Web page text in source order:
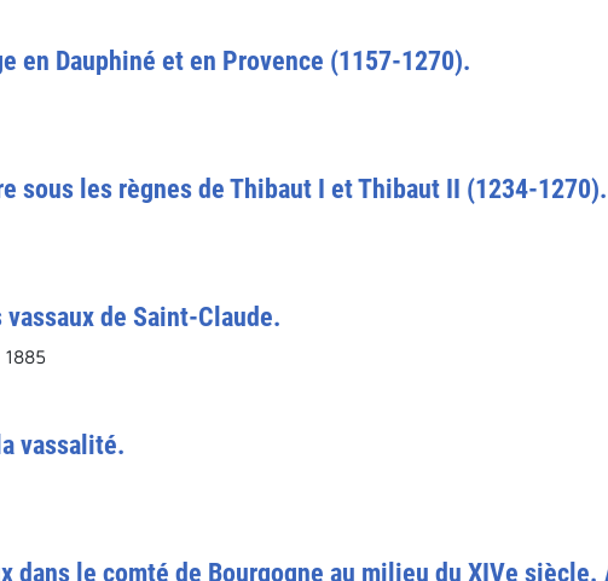
en Dauphiné et en Provence (1157-1270).
sous les règnes de Thibaut I et Thibaut II (1234-1270).
de Saint-Claude.
vassalité.
dans le comté de Bourgogne au milieu du XIVe siècle.